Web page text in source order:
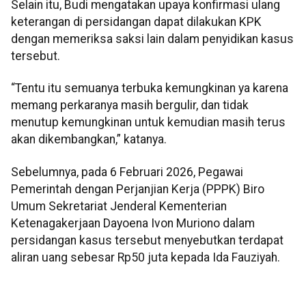
Selain itu, Budi mengatakan upaya konfirmasi ulang
keterangan di persidangan dapat dilakukan KPK
dengan memeriksa saksi lain dalam penyidikan kasus
tersebut.
“Tentu itu semuanya terbuka kemungkinan ya karena
memang perkaranya masih bergulir, dan tidak
menutup kemungkinan untuk kemudian masih terus
akan dikembangkan,” katanya.
Sebelumnya, pada 6 Februari 2026, Pegawai
Pemerintah dengan Perjanjian Kerja (PPPK) Biro
Umum Sekretariat Jenderal Kementerian
Ketenagakerjaan Dayoena Ivon Muriono dalam
persidangan kasus tersebut menyebutkan terdapat
aliran uang sebesar Rp50 juta kepada Ida Fauziyah.